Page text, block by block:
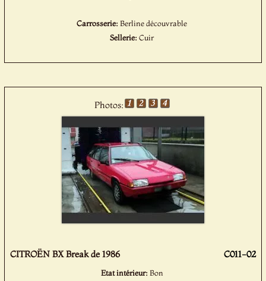
Carrosserie: Berline découvrable
Sellerie: Cuir
Photos:
CITROËN BX Break de 1986 C011-02
Etat intérieur:Bon